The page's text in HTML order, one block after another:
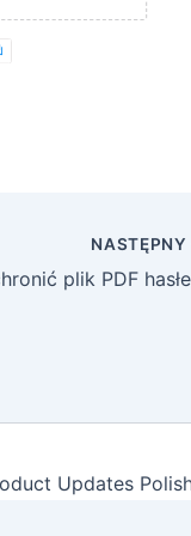
NASTĘPNY
plik PDF
Updates